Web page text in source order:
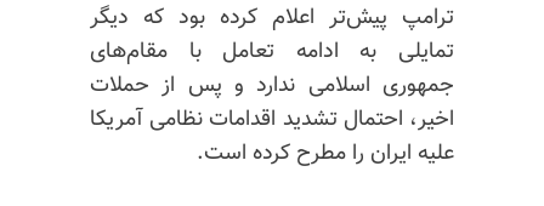
ترامپ پیش‌تر اعلام کرده بود که دیگر
تمایلی به ادامه تعامل با مقام‌های
جمهوری اسلامی ندارد و پس از حملات
اخیر، احتمال تشدید اقدامات نظامی آمریکا
علیه ایران را مطرح کرده است.